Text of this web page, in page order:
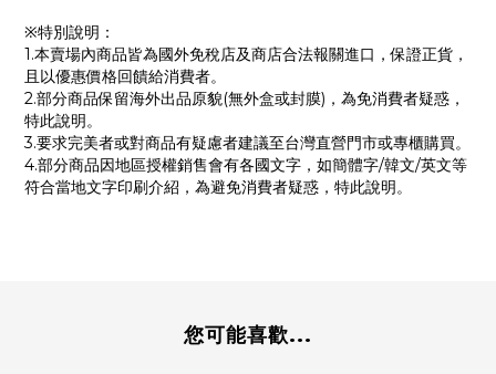
※特別說明：
1.本賣場內商品皆為國外免稅店及商店合法報關進口，保證正貨，
且以優惠價格回饋給消費者。
2.部分商品保留海外出品原貌(無外盒或封膜)，為免消費者疑惑，
特此說明。
3.要求完美者或對商品有疑慮者建議至台灣直營門市或專櫃購買。
4.部分商品因地區授權銷售會有各國文字，如簡體字/韓文/英文等
符合當地文字印刷介紹，為避免消費者疑惑，特此說明。
您可能喜歡...